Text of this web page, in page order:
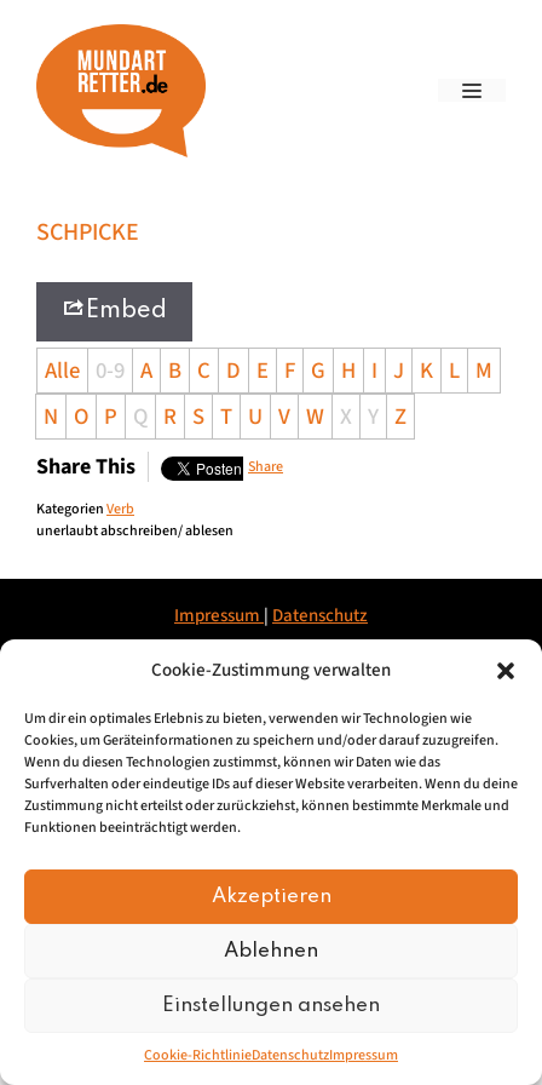
Cookie-Zustimmung verwalten
Um dir ein optimales Erlebnis zu bieten, verwenden wir Technologien wie
Cookies, um Geräteinformationen zu speichern und/oder darauf zuzugreifen.
Wenn du diesen Technologien zustimmst, können wir Daten wie das
Surfverhalten oder eindeutige IDs auf dieser Website verarbeiten. Wenn du deine
Zustimmung nicht erteilst oder zurückziehst, können bestimmte Merkmale und
Funktionen beeinträchtigt werden.
Akzeptieren
Ablehnen
Einstellungen ansehen
Cookie-RichtlinieDatenschutzImpressum
SCHPICKE
Embed
Alle 0-9 A B C D E F G H I J K L M
N O P Q R S T U V W X Y Z
Share This Share
KategorienVerb
unerlaubt abschreiben/ ablesen
Impressum | Datenschutz
© 2026, Mundartretter.de